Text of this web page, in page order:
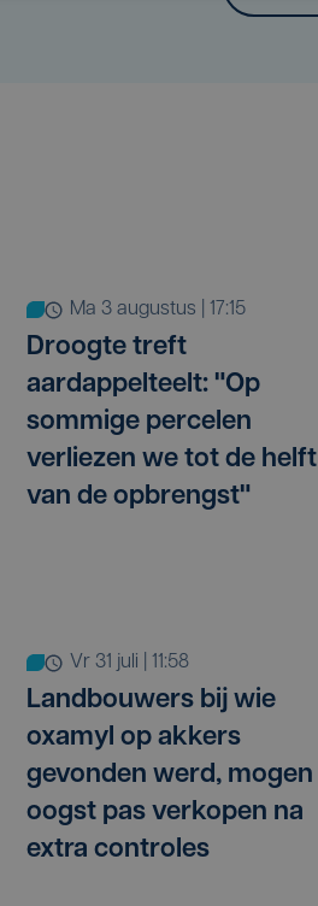
ma 3 augustus | 17:15
Droogte treft
aardappelteelt: "Op
sommige percelen
verliezen we tot de helft
van de opbrengst"
vr 31 juli | 11:58
Landbouwers bij wie
oxamyl op akkers
gevonden werd, mogen
oogst pas verkopen na
extra controles